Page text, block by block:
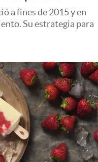
a fines de 2015 y en
Su estrategia para